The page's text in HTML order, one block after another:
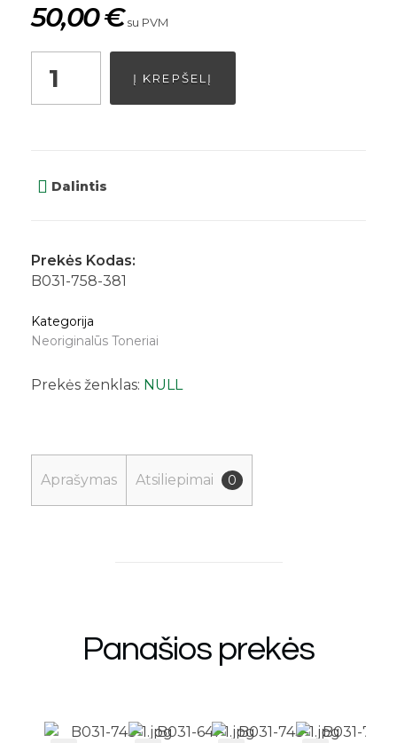
50,00€ su PVM
Į KREPŠELĮ
Dalintis
Prekės Kodas:
B031-758-381
Kategorija
Neoriginalūs Toneriai
Prekės ženklas: NULL
Aprašymas Atsiliepimai 0
Panašios prekės